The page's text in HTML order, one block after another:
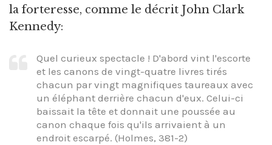
la forteresse, comme le décrit John Clark
Kennedy:
Quel curieux spectacle ! D'abord vint l'escorte
et les canons de vingt-quatre livres tirés
chacun par vingt magnifiques taureaux avec
un éléphant derrière chacun d'eux. Celui-ci
baissait la tête et donnait une poussée au
canon chaque fois qu'ils arrivaient à un
endroit escarpé. (Holmes, 381-2)